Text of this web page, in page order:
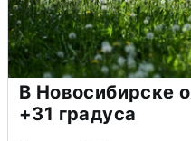
В Новосибирске
+31 градуса